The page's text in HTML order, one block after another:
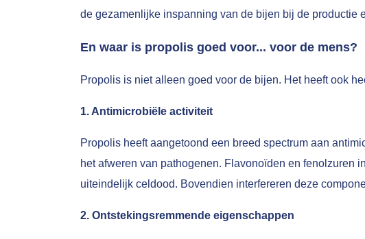
de gezamenlijke inspanning van de bijen bij de productie
En waar is propolis goed voor... voor de mens?
Propolis is niet alleen goed voor de bijen. Het heeft ook
1. Antimicrobiële activiteit
Propolis heeft aangetoond een breed spectrum aan
het afweren van pathogenen. Flavonoïden en fenolzuren
uiteindelijk celdood. Bovendien interfereren deze
2. Ontstekingsremmende eigenschappen